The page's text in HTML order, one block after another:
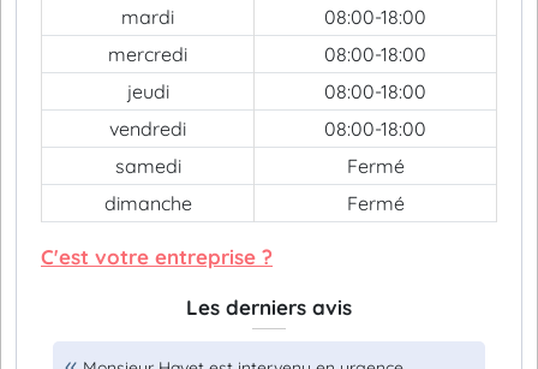
mardi
08:00-18:00
mercredi
08:00-18:00
jeudi
08:00-18:00
vendredi
08:00-18:00
samedi
Fermé
dimanche
Fermé
C'est votre entreprise ?
Les derniers avis